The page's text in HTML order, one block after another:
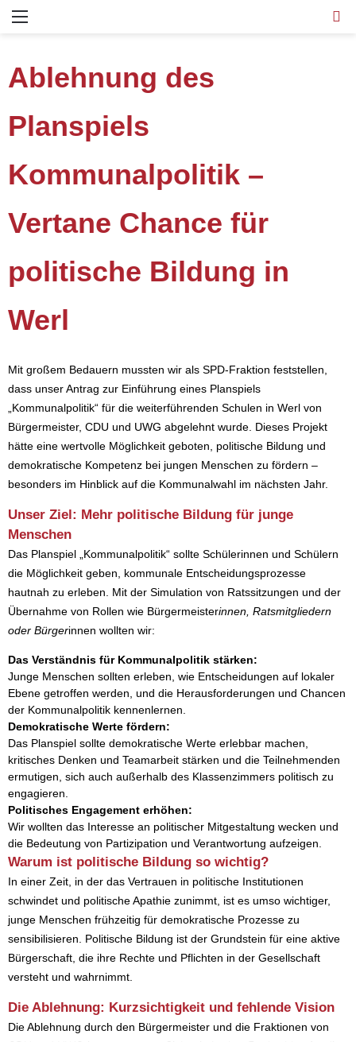
Ablehnung des
Planspiels
Kommunalpolitik –
Vertane Chance für
politische Bildung in
Werl
Mit großem Bedauern mussten wir als SPD-Fraktion feststellen,
dass unser Antrag zur Einführung eines Planspiels
„Kommunalpolitik“ für die weiterführenden Schulen in Werl von
Bürgermeister, CDU und UWG abgelehnt wurde. Dieses Projekt
hätte eine wertvolle Möglichkeit geboten, politische Bildung und
demokratische Kompetenz bei jungen Menschen zu fördern –
besonders im Hinblick auf die Kommunalwahl im nächsten Jahr.
Unser Ziel: Mehr politische Bildung für junge
Menschen
Das Planspiel „Kommunalpolitik“ sollte Schülerinnen und Schülern
die Möglichkeit geben, kommunale Entscheidungsprozesse
hautnah zu erleben. Mit der Simulation von Ratssitzungen und der
Übernahme von Rollen wie Bürgermeisterinnen, Ratsmitgliedern
oder Bürgerinnen wollten wir:
Das Verständnis für Kommunalpolitik stärken:
Junge Menschen sollten erleben, wie Entscheidungen auf lokaler
Ebene getroffen werden, und die Herausforderungen und Chancen
der Kommunalpolitik kennenlernen.
Demokratische Werte fördern:
Das Planspiel sollte demokratische Werte erlebbar machen,
kritisches Denken und Teamarbeit stärken und die Teilnehmenden
ermutigen, sich auch außerhalb des Klassenzimmers politisch zu
engagieren.
Politisches Engagement erhöhen:
Wir wollten das Interesse an politischer Mitgestaltung wecken und
die Bedeutung von Partizipation und Verantwortung aufzeigen.
Warum ist politische Bildung so wichtig?
In einer Zeit, in der das Vertrauen in politische Institutionen
schwindet und politische Apathie zunimmt, ist es umso wichtiger,
junge Menschen frühzeitig für demokratische Prozesse zu
sensibilisieren. Politische Bildung ist der Grundstein für eine aktive
Bürgerschaft, die ihre Rechte und Pflichten in der Gesellschaft
versteht und wahrnimmt.
Die Ablehnung: Kurzsichtigkeit und fehlende Vision
Die Ablehnung durch den Bürgermeister und die Fraktionen von